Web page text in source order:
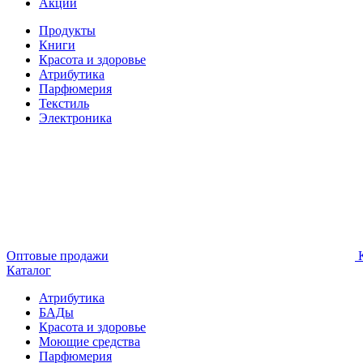
Акции
Продукты
Книги
Красота и здоровье
Атрибутика
Парфюмерия
Текстиль
Электроника
Оптовые продажи
Каталог
Атрибутика
БАДы
Красота и здоровье
Моющие средства
Парфюмерия